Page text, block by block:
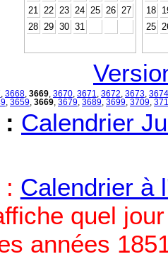
21
22 23 24 25 26
27
28
29 30 31
18
25
3668 3669 3670 3671 3672 3673 3674
3659 3669 3679 3689 3699 3709
: Calendrier
: Calendrier à
quel
années